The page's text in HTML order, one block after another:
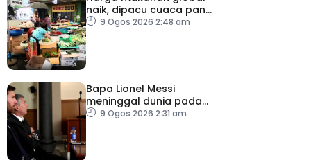
naik, dipacu cuaca panas
dan ketegangan
9 Ogos 2026 2:48 am
Bapa Lionel Messi
meninggal dunia pada
usia 68 tahun
9 Ogos 2026 2:31 am